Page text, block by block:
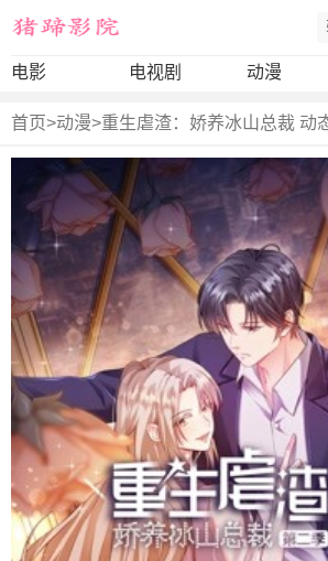
电影 电视剧 动漫
首页>动漫>重生虐渣：娇养冰山总裁 动